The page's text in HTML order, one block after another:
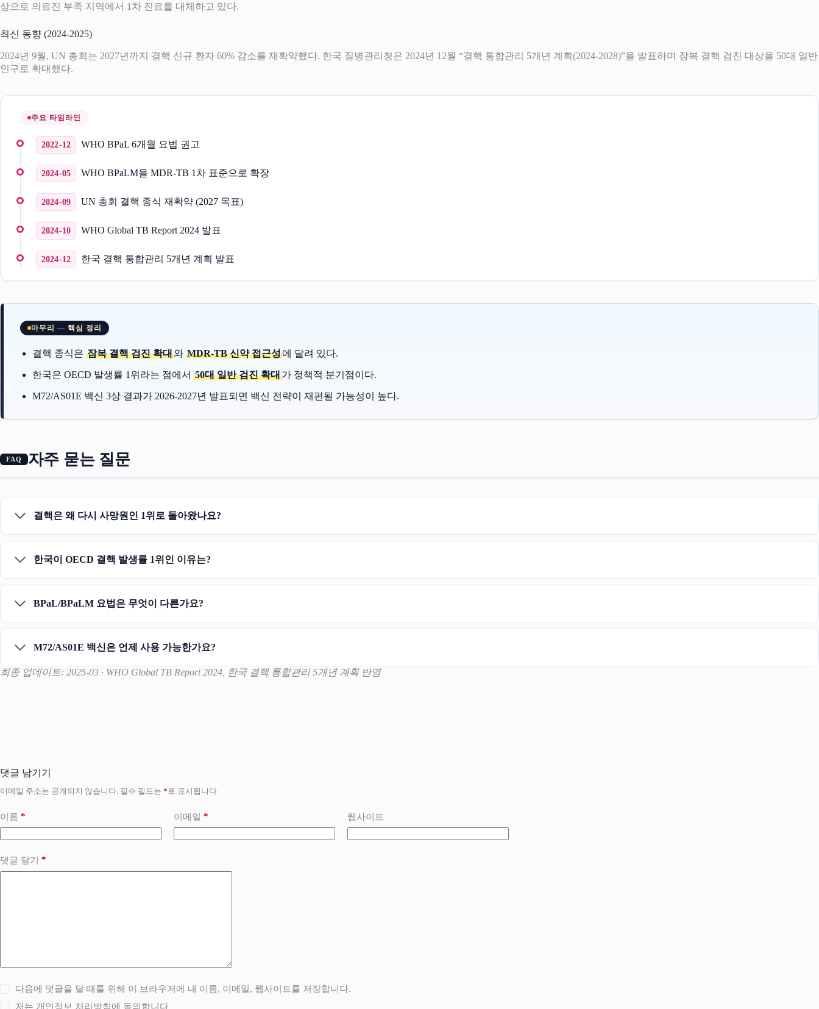
상으로 의료진 부족 지역에서 1차 진료를 대체하고 있다.
최신 동향 (2024-2025)
2024년 9월, UN 총회는 2027년까지 결핵 신규 환자 60% 감소를 재확약했다. 한국 질병관리청은 2024년 12월 “결핵 통합관리 5개년 계획(2024-2028)”을 발표하며 잠복 결핵 검진 대상을 50대 일반
인구로 확대했다.
주요 타임라인
2022-12 WHO BPaL 6개월 요법 권고
2024-05 WHO BPaLM을 MDR-TB 1차 표준으로 확장
2024-09 UN 총회 결핵 종식 재확약 (2027 목표)
2024-10 WHO Global TB Report 2024 발표
2024-12 한국 결핵 통합관리 5개년 계획 발표
마무리 — 핵심 정리
결핵 종식은 잠복 결핵 검진 확대와 MDR-TB 신약 접근성에 달려 있다.
한국은 OECD 발생률 1위라는 점에서 50대 일반 검진 확대가 정책적 분기점이다.
M72/AS01E 백신 3상 결과가 2026-2027년 발표되면 백신 전략이 재편될 가능성이 높다.
자주 묻는 질문
결핵은 왜 다시 사망원인 1위로 돌아왔나요?
한국이 OECD 결핵 발생률 1위인 이유는?
BPaL/BPaLM 요법은 무엇이 다른가요?
M72/AS01E 백신은 언제 사용 가능한가요?
최종 업데이트: 2025-03 · WHO Global TB Report 2024, 한국 결핵 통합관리 5개년 계획 반영
댓글 남기기
이메일 주소는 공개되지 않습니다. 필수 필드는 * 로 표시됩니다
이름 * 이메일 * 웹사이트
댓글 달기 *
다음에 댓글을 달 때를 위해 이 브라우저에 내 이름, 이메일, 웹사이트를 저장합니다.
저는 개인정보 처리방침에 동의합니다